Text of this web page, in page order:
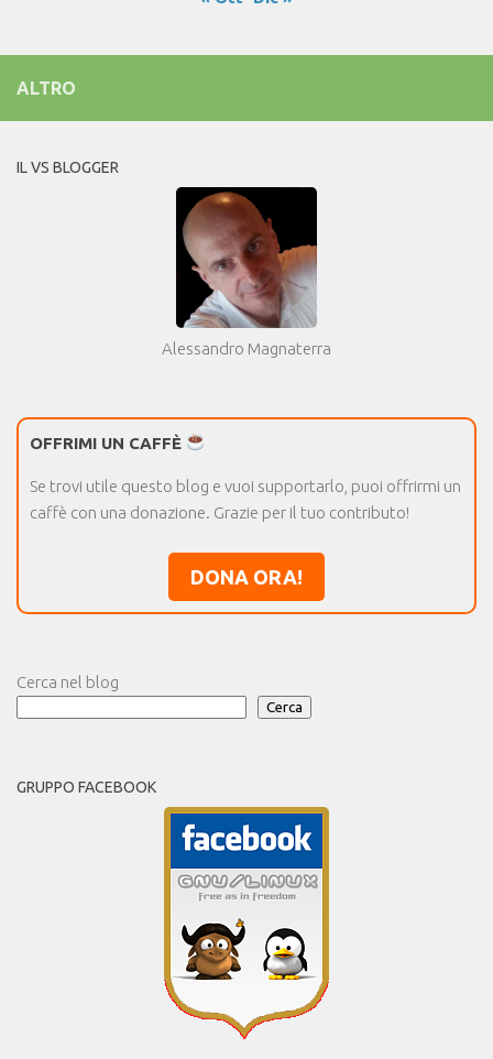
ALTRO
IL VS BLOGGER
Alessandro Magnaterra
OFFRIMI UN CAFFÈ
Se trovi utile questo blog e vuoi supportarlo, puoi offrirmi un
caffè con una donazione. Grazie per il tuo contributo!
DONA ORA!
Cerca nel blog
Cerca
GRUPPO FACEBOOK